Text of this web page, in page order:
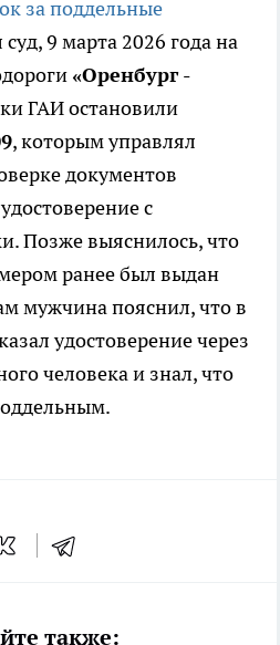
за поддельные
9 марта 2026 года на
«Оренбург -
ГАИ остановили
, которым управлял
документов
с
Позже выяснилось, что
ранее был выдан
мужчина пояснил, что в
удостоверение через
человека и знал, что
также: